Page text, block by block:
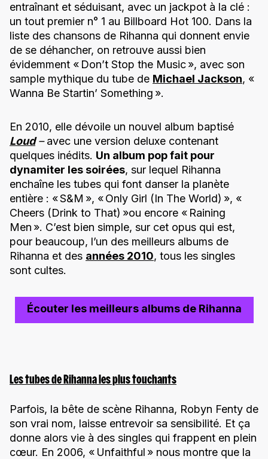
entraînant et séduisant, avec un jackpot à la clé :
un tout premier n° 1 au Billboard Hot 100. Dans la
liste des chansons de Rihanna qui donnent envie
de se déhancher, on retrouve aussi bien
évidemment « Don’t Stop the Music », avec son
sample mythique du tube de Michael Jackson, «
Wanna Be Startin’ Something ».
En 2010, elle dévoile un nouvel album baptisé
Loud–avec une version deluxe contenant
quelques inédits. Un album pop fait pour
dynamiter les soirées, sur lequel Rihanna
enchaîne les tubes qui font danser la planète
entière : « S&M », « Only Girl (In The World) », «
Cheers (Drink to That) »ou encore « Raining
Men ». C’est bien simple, sur cet opus qui est,
pour beaucoup, l’un des meilleurs albums de
Rihanna et des années 2010, tous les singles
sont cultes.
Écouter les meilleurs albums de Rihanna
Les tubes de Rihanna les plus touchants
Parfois, la bête de scène Rihanna, Robyn Fenty de
son vrai nom, laisse entrevoir sa sensibilité. Et ça
donne alors vie à des singles qui frappent en plein
cœur. En 2006, « Unfaithful » nous montre que la